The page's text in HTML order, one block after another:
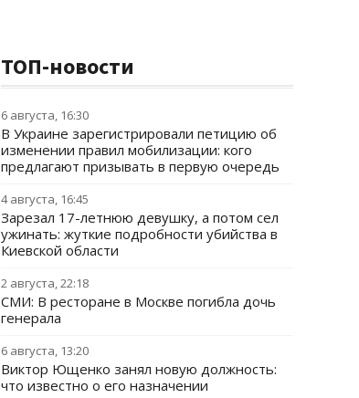
ТОП-новости
6 августа, 16:30
В Украине зарегистрировали петицию об
изменении правил мобилизации: кого
предлагают призывать в первую очередь
4 августа, 16:45
Зарезал 17-летнюю девушку, а потом сел
ужинать: жуткие подробности убийства в
Киевской области
2 августа, 22:18
СМИ: В ресторане в Москве погибла дочь
генерала
6 августа, 13:20
Виктор Ющенко занял новую должность:
что известно о его назначении